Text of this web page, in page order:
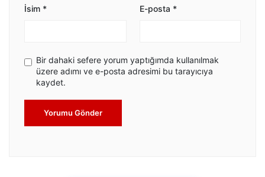
İsim * E-posta *
Bir dahaki sefere yorum yaptığımda kullanılmak
üzere adımı ve e-posta adresimi bu tarayıcıya
kaydet.
Yorumu Gönder